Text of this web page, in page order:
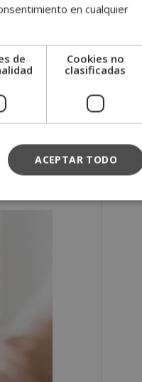
y
calidad
personal
en cualquier
de
Cookies no
clasificadas
ACEPTAR TODO